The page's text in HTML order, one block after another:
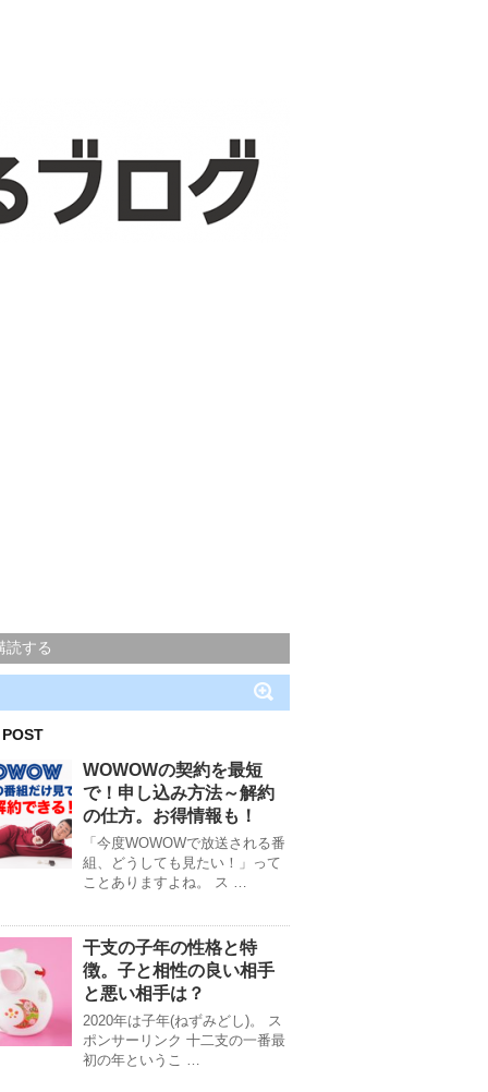
する
WOWOWの契約を最短
で！申し込み方法～解約
の仕方。お得情報も！
「今度WOWOWで放送される番
組、どうしても見たい！」って
ことありますよね。 ス …
干支の子年の性格と特
徴。子と相性の良い相手
と悪い相手は？
2020年は子年(ねずみどし)。 ス
ポンサーリンク 十二支の一番最
初の年というこ …